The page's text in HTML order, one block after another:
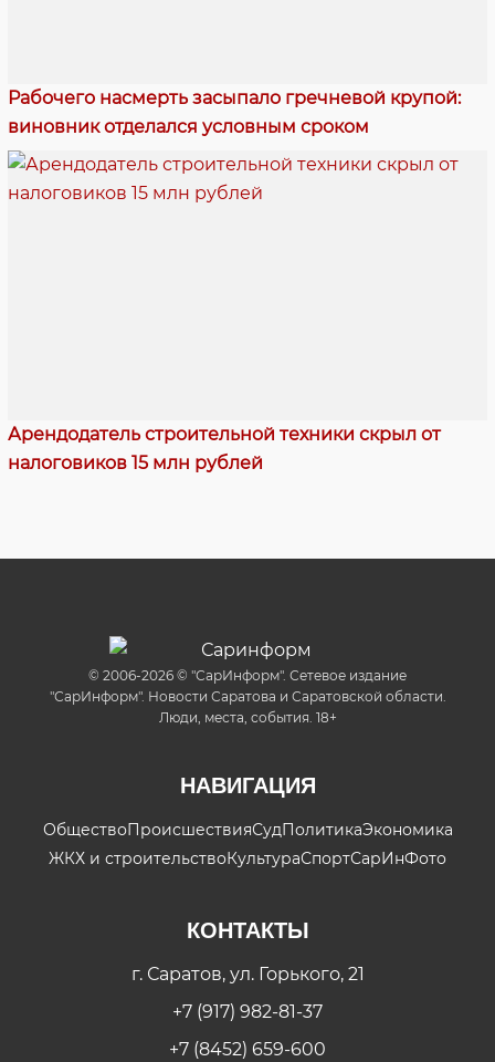
Рабочего насмерть засыпало гречневой крупой:
виновник отделался условным сроком
Арендодатель строительной техники скрыл от
налоговиков 15 млн рублей
© 2006-2026 © "СарИнформ". Сетевое издание
"СарИнформ". Новости Саратова и Саратовской области.
Люди, места, события. 18+
НАВИГАЦИЯ
ОбществоПроисшествияСудПолитикаЭкономика
ЖКХ и строительствоКультураСпортСарИнФото
КОНТАКТЫ
г. Саратов, ул. Горького, 21
+7 (917) 982-81-37
+7 (8452) 659-600